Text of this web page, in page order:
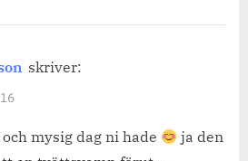
skriver:
mysig dag ni hade
ja den